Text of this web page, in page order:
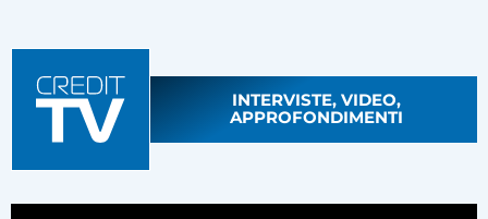
INTERVISTE, VIDEO,
APPROFONDIMENTI